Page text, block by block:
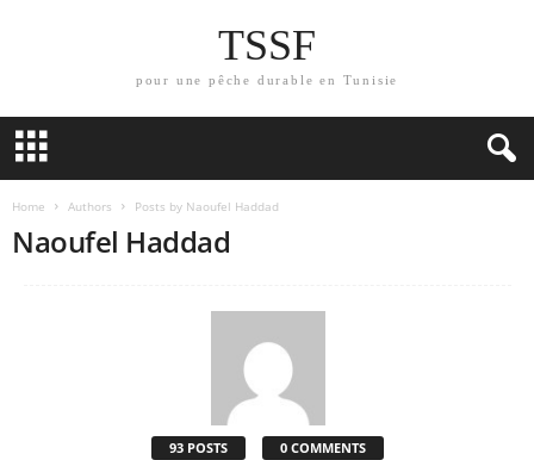
TSSF
pour une pêche durable en Tunisie
Home Authors Posts by Naoufel Haddad
Naoufel Haddad
93 POSTS 0 COMMENTS